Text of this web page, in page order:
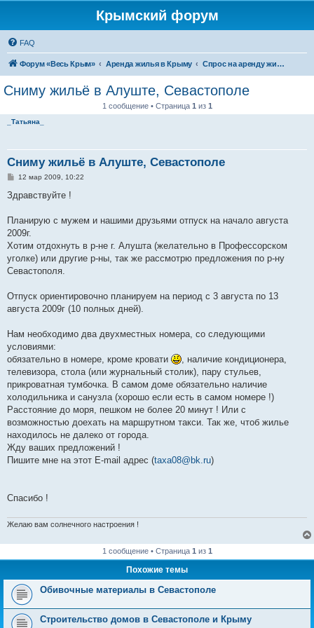
Крымский форум
FAQ
Форум «Весь Крым» Аренда жилья в Крыму Спрос на аренду жилья в Крыму
Сниму жильё в Алуште, Севастополе
1 сообщение • Страница 1 из 1
_Татьяна_
Сниму жильё в Алуште, Севастополе
С
о
б
е
и
е
12 мар 2009, 10:22
Здравствуйте !
Планирую с мужем и нашими друзьями отпуск на начало августа
2009г.
Хотим отдохнуть в р-не г. Алушта (желательно в Профессорском
уголке) или другие р-ны, так же рассмотрю предложения по р-ну
Севастополя.
Отпуск ориентировочно планируем на период с 3 августа по 13
августа 2009г (10 полных дней).
Нам необходимо два двухместных номера, со следующими
условиями:
обязательно в номере, кроме кровати
, наличие кондиционера,
телевизора, стола (или журнальный столик), пару стульев,
прикроватная тумбочка. В самом доме обязательно наличие
холодильника и санузла (хорошо если есть в самом номере !)
Расстояние до моря, пешком не более 20 минут ! Или с
возможностью доехать на маршрутном такси. Так же, чтоб жилье
находилось не далеко от города.
Жду ваших предложений !
Пишите мне на этот E-mail адрес (taxa08@bk.ru)
Спасибо !
Желаю вам солнечного настроения !
1 сообщение • Страница 1 из 1
Похожие темы
Обивочные материалы в Севастополе
Строительство домов в Севастополе и Крыму